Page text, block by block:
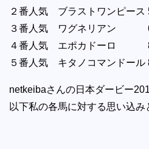
２番人気 ブラストワンピース
３番人気 ワグネリアン
４番人気 エポカドーロ
５番人気 キタノコマンドール
netkeibaさんの日本ダービー
以下私の各馬に対する思い込み